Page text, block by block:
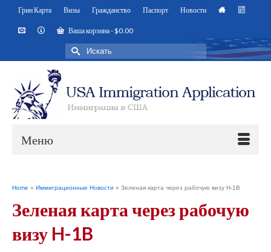
Грин Карта Визы Гражданство Паспорт Новости
Ваша корзина-$0.00
Искать:
Меню
Home » Иммиграционные Новости » Зеленая карта через рабочую визу H-1B
Зеленая карта через рабочую
визу H-1B